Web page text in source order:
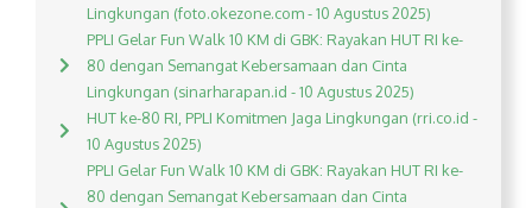
Lingkungan (foto.okezone.com - 10 Agustus 2025)
PPLI Gelar Fun Walk 10 KM di GBK: Rayakan HUT RI ke-
80 dengan Semangat Kebersamaan dan Cinta
Lingkungan (sinarharapan.id - 10 Agustus 2025)
HUT ke-80 RI, PPLI Komitmen Jaga Lingkungan (rri.co.id -
10 Agustus 2025)
PPLI Gelar Fun Walk 10 KM di GBK: Rayakan HUT RI ke-
80 dengan Semangat Kebersamaan dan Cinta